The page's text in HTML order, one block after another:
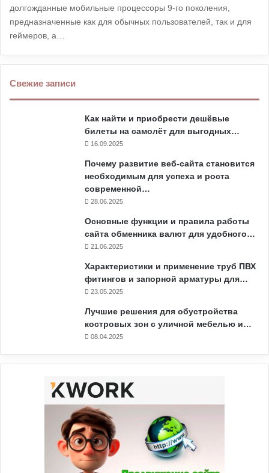
долгожданные мобильные процессоры 9-го поколения,
предназначенные как для обычных пользователей, так и для
геймеров, а…
Свежие записи
Как найти и приобрести дешёвые
билеты на самолёт для выгодных…
16.09.2025
Почему развитие веб-сайта становится
необходимым для успеха и роста
современной…
28.06.2025
Основные функции и правила работы
сайта обменника валют для удобного…
21.06.2025
Характеристики и применение труб ПВХ
фитингов и запорной арматуры для…
23.05.2025
Лучшие решения для обустройства
костровых зон с уличной мебелью и…
08.04.2025